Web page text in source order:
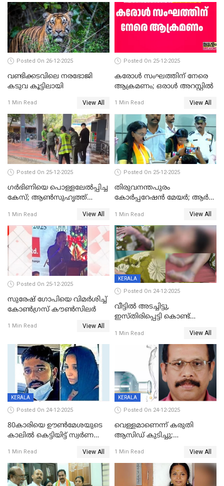
സത്യപ്രതിജ്ഞ ചടങ്ങില്‍
ചട്ടലംഘനമെന്ന് പാർട്ടി
Posted On 26-12-2025
വണ്ടിക്കടവിലെ നരഭോജി
കടുവ കൂട്ടിലായി
1 Min Read View All
Posted On 25-12-2025
കരോള്‍ സംഘത്തിന് നേരെ
ആക്രമണം; ഒരാള്‍ അറസ്റ്റില്‍
1 Min Read View All
Posted On 25-12-2025
ഗര്‍ഭിണിയെ പൊള്ളലേല്‍പ്പിച്ച
കേസ്; ആണ്‍സുഹൃത്ത്
1 Min Read View All
Posted On 25-12-2025
തിരുവനന്തപുരം
കോര്‍പ്പറേഷന്‍ മേയർ; ആര്‍
1 Min Read View All
Posted On 25-12-2025
സുരേഷ് ഗോപിയെ വിമര്‍ശിച്ച്
കോണ്‍ഗ്രസ് കൗണ്‍സിലര്‍
1 Min Read View All
KERALA
Posted On 24-12-2025
വീട്ടിൽ അടച്ചിട്ടു,
ഇസ്തിരിപ്പെട്ടി കൊണ്ട്
ഗർഭിണിയായ യുവതിക്ക് ക്രൂര
1 Min Read View All
KERALA
Posted On 24-12-2025
80കാരിയെ ഊൺമേശയുടെ
കാലിൽ കെട്ടിയിട്ട് സ്വർണവും
കൊച്ചുമകനും സുഹൃത്തും
അറസ്റ്റിൽ
1 Min Read View All
KERALA
Posted On 24-12-2025
വെള്ളമാണെന്ന് കരുതി
ആസിഡ് കുടിച്ചു;
മരിച്ചു
1 Min Read View All